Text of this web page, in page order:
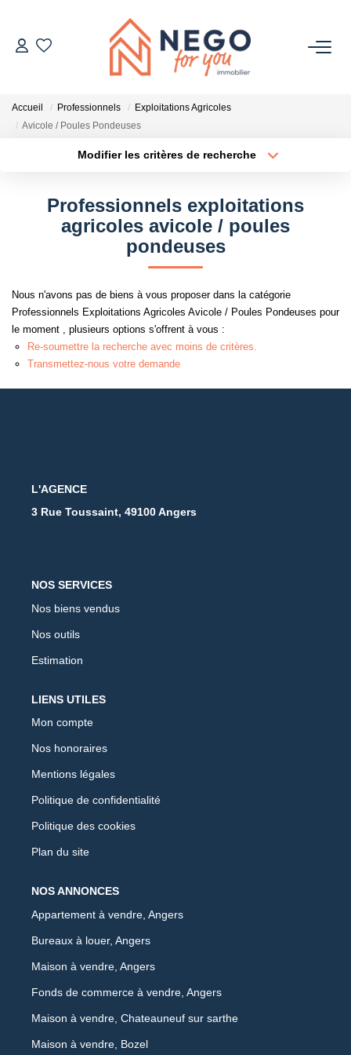
ACHETER
IMMOBILIER PRO
À PROPOS
Accueil Professionnels
Exploitations Agricoles
Avicole / Poules Pondeuses
Modifier les critères de recherche
Sélectionnez...
Type de bien
Surface min
Créer une alerte
Professionnels exploitations
agricoles avicole / poules
pondeuses
Nous n'avons pas de biens à vous proposer dans la catégorie
Professionnels Exploitations Agricoles Avicole / Poules Pondeuses pour
le moment , plusieurs options s'offrent à vous :
Re-soumettre la recherche avec moins de critères.
Transmettez-nous votre demande
L'AGENCE
3 Rue Toussaint, 49100 Angers
NOS SERVICES
Nos biens vendus
Nos outils
Estimation
LIENS UTILES
Mon compte
Nos honoraires
Mentions légales
Politique de confidentialité
Politique des cookies
Plan du site
NOS ANNONCES
Appartement à vendre, Angers
Bureaux à louer, Angers
Maison à vendre, Angers
Fonds de commerce à vendre, Angers
Maison à vendre, Chateauneuf sur sarthe
Maison à vendre, Bozel